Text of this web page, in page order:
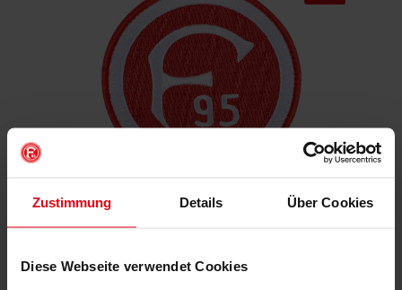
Zustimmung Details Über Cookies
Diese Webseite verwendet Cookies